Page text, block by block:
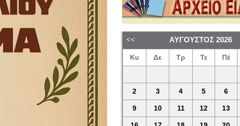
ΑΎΓΟΥΣΤΟΣ 2026
Κυ Δε Τρ Τε Πέ
2 3 4 5 6
9 10 11 12 13